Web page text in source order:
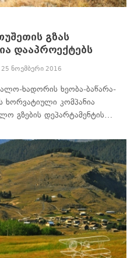
გზას
დააპროექტებს
ნოემბერი 2016
ხადორის ხეობა-ბაწარა-
ხორვატიული კომპანია
გზების დეპარტამენტის…